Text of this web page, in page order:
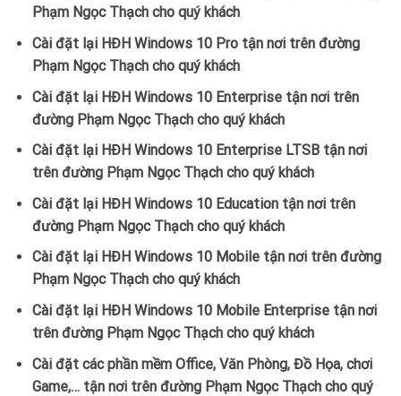
Phạm Ngọc Thạch cho quý khách
Cài đặt lại HĐH Windows 10 Pro tận nơi trên đường
Phạm Ngọc Thạch cho quý khách
Cài đặt lại HĐH Windows 10 Enterprise tận nơi trên
đường Phạm Ngọc Thạch cho quý khách
Cài đặt lại HĐH Windows 10 Enterprise LTSB tận nơi
trên đường Phạm Ngọc Thạch cho quý khách
Cài đặt lại HĐH Windows 10 Education tận nơi trên
đường Phạm Ngọc Thạch cho quý khách
Cài đặt lại HĐH Windows 10 Mobile tận nơi trên đường
Phạm Ngọc Thạch cho quý khách
Cài đặt lại HĐH Windows 10 Mobile Enterprise tận nơi
trên đường Phạm Ngọc Thạch cho quý khách
Cài đặt các phần mềm Office, Văn Phòng, Đồ Họa, chơi
Game,… tận nơi trên đường Phạm Ngọc Thạch cho quý